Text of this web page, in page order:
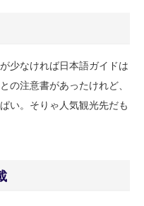
少なければ日本語ガイドは
の注意書があったけれど、
い。そりゃ人気観光先だも